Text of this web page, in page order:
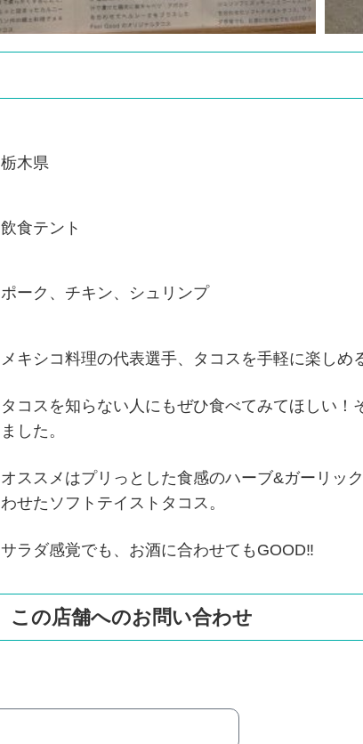
栃木県
飲食テント
ポーク、チキン、シュリンプ
メキシコ料理の代表選手、タコスを手軽に楽しめ
タコスを知らない人にもぜひ食べてみてほしい！
ました。
オススメはプリっとした食感のハーブ&ガーリッ
わせたソフトテイストタコス。
サラダ感覚でも、お酒に合わせてもGOOD‼︎
この店舗へのお問い合わせ